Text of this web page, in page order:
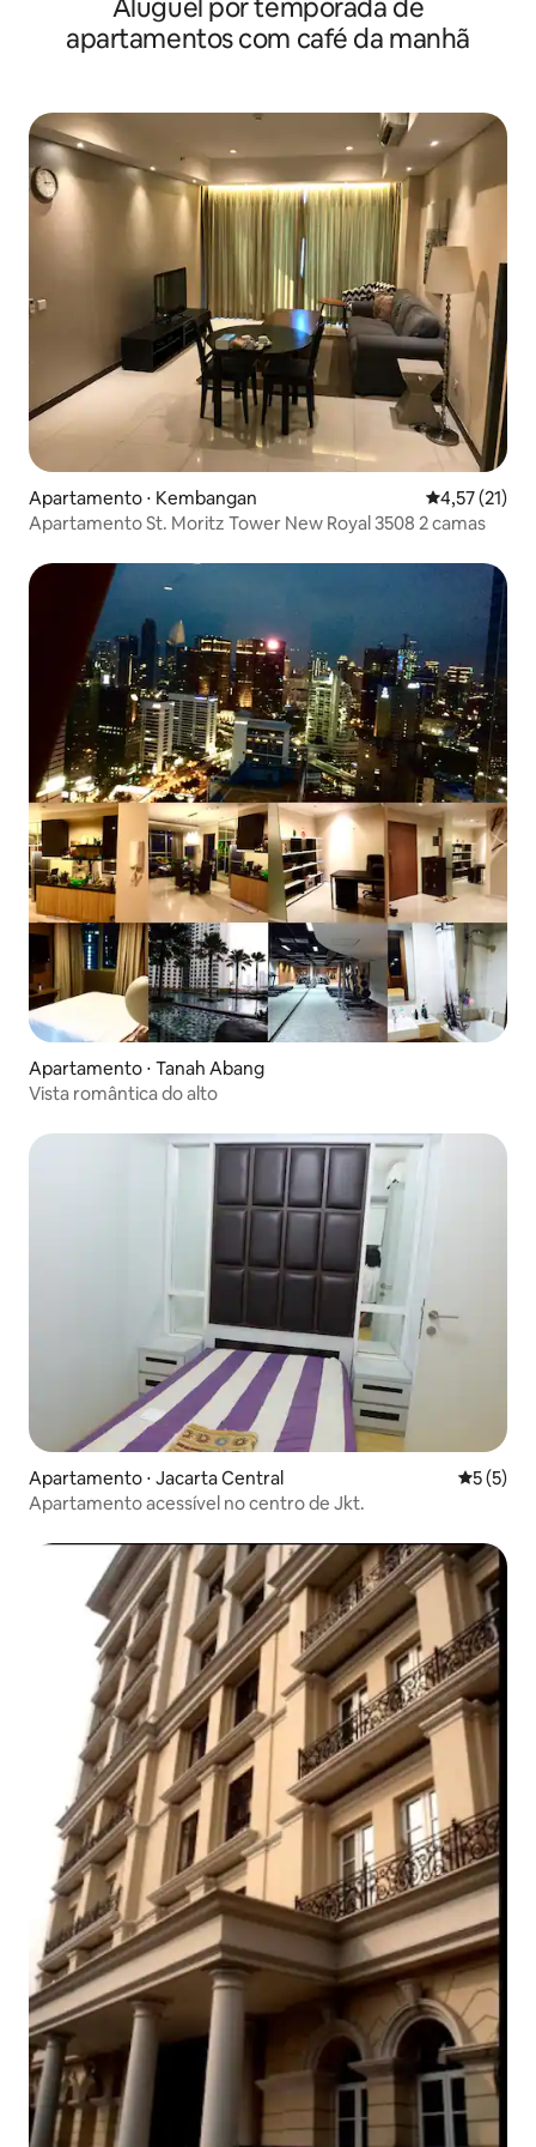
Aluguel por temporada de
apartamentos com café da manhã
Apartamento ⋅ Kembangan 4,57 de uma
4,57 (21)
Apartamento St. Moritz Tower New Royal 3508 2 camas
Apartamento ⋅ Tanah Abang
Vista romântica do alto
Apartamento ⋅ Jacarta Central 5 de
5 (5)
Apartamento acessível no centro de Jkt.